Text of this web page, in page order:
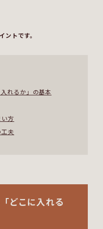
ントです。
れるか」の基本
方
夫
どこに入れる